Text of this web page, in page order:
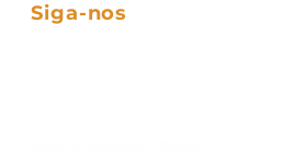
Siga-nos